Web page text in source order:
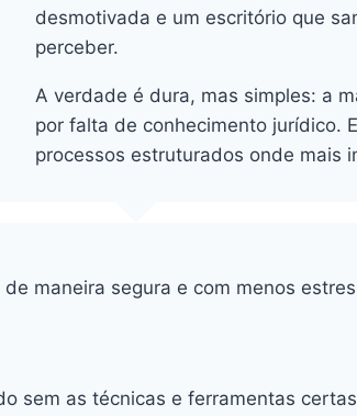
desmotivada e um escritório que
perceber.
A verdade é dura, mas simples: a
por falta de conhecimento jurídico.
processos estruturados onde mais
maneira segura e com menos
sem as técnicas e ferramentas